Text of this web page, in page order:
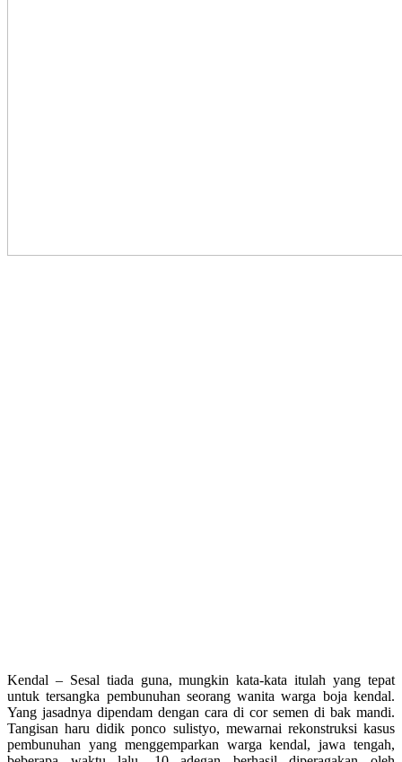
Kendal – Sesal tiada guna, mungkin kata-kata itulah yang tepat
untuk tersangka pembunuhan seorang wanita warga boja kendal.
Yang jasadnya dipendam dengan cara di cor semen di bak mandi.
Tangisan haru didik ponco sulistyo, mewarnai rekonstruksi kasus
pembunuhan yang menggemparkan warga kendal, jawa tengah,